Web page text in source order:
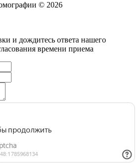
© 2026
и дождитесь ответа нашего
времени приема